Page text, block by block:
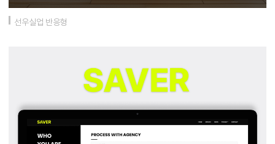
선우실업 반응형